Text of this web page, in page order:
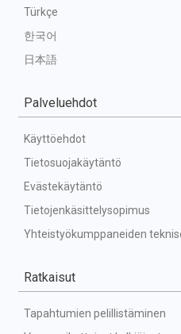
Türkçe
한국어
日本語
Palveluehdot
Käyttöehdot
Tietosuojakäytäntö
Evästekäytäntö
Tietojenkäsittelysopimus
Yhteistyökumppaneiden
Ratkaisut
Tapahtumien pelillistäminen